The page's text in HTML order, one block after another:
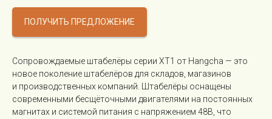
ПОЛУЧИТЬ ПРЕДЛОЖЕНИЕ
Сопровождаемые штабелёры серии XT1 от Hangcha — это
новое поколение штабелёров для складов, магазинов
и производственных компаний. Штабелёры оснащены
современными бесщёточными двигателями на постоянных
магнитах и системой питания с напряжением 48В, что